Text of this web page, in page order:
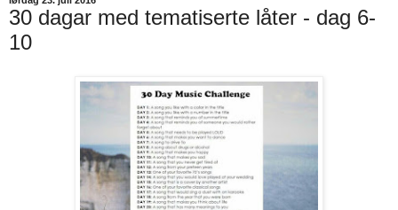
30 dagar med tematiserte låter - dag 6-
10